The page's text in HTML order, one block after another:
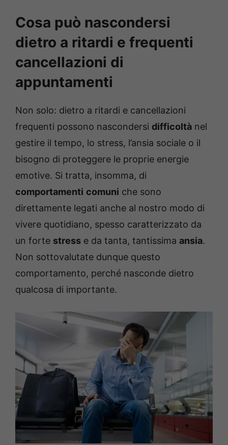
Cosa può nascondersi
dietro a ritardi e frequenti
cancellazioni di
appuntamenti
Non solo: dietro a ritardi e cancellazioni
frequenti possono nascondersi difficoltà nel
gestire il tempo, lo stress, l’ansia sociale o il
bisogno di proteggere le proprie energie
emotive. Si tratta, insomma, di
comportamenti comuni che sono
direttamente legati anche al nostro modo di
vivere quotidiano, spesso caratterizzato da
un forte stress e da tanta, tantissima ansia.
Non sottovalutate dunque questo
comportamento, perché nasconde dietro
qualcosa di importante.